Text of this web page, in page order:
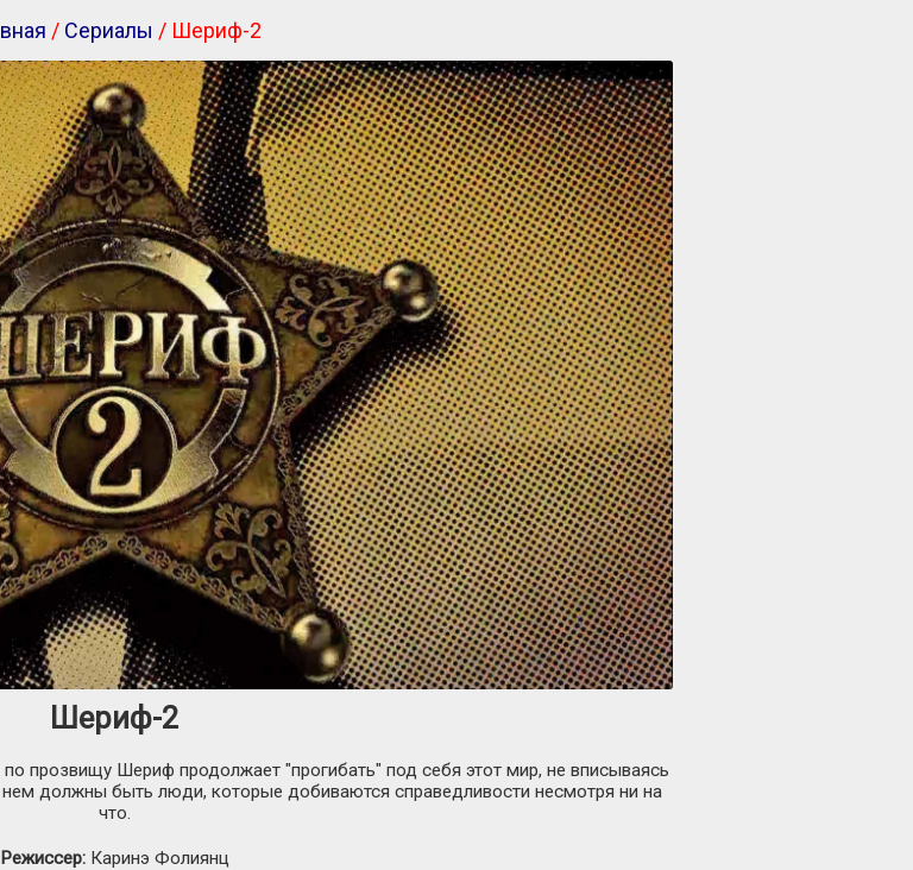
/ Сериалы / Шериф-2
Шериф-2
прозвищу Шериф продолжает "прогибать" под себя этот мир, не вписываясь
должны быть люди, которые добиваются справедливости несмотря ни на
что.
Режиссер:Каринэ Фолиянц